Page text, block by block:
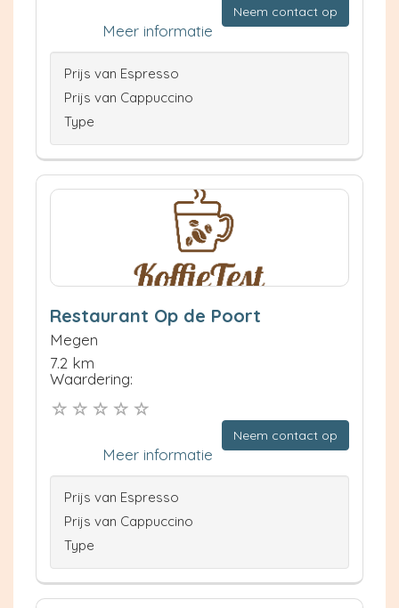
Neem contact op
Meer informatie
Prijs van Espresso
Prijs van Cappuccino
Type
Restaurant Op de Poort
Megen
7.2 km
Waardering:
Neem contact op
Meer informatie
Prijs van Espresso
Prijs van Cappuccino
Type